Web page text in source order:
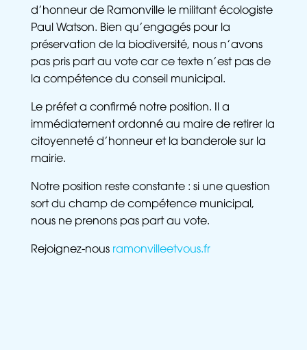
d’honneur de Ramonville le militant écologiste
Paul Watson. Bien qu’engagés pour la
préservation de la biodiversité, nous n’avons
pas pris part au vote car ce texte n’est pas de
la compétence du conseil municipal.
Le préfet a confirmé notre position. Il a
immédiatement ordonné au maire de retirer la
citoyenneté d’honneur et la banderole sur la
mairie.
Notre position reste constante : si une question
sort du champ de compétence municipal,
nous ne prenons pas part au vote.
Rejoignez-nous ramonvilleetvous.fr